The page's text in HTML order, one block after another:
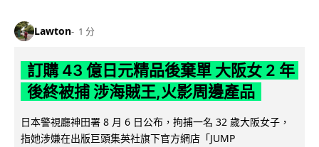
Lawton 1 分
訂購 43 億日元精品後棄單 大阪女 2 年
後終被捕 涉海賊王,火影周邊產品
日本警視廳神田署 8 月 6 日公布，拘捕一名 32 歲大阪女子，
指她涉嫌在出版巨頭集英社旗下官方網店「JUMP